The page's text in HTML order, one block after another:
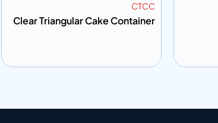
CTCC
Clear Triangular Cake Container